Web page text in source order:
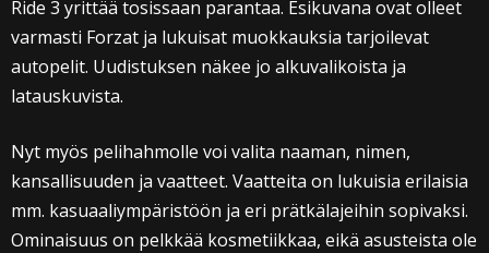
Ride 3 yrittää tosissaan parantaa. Esikuvana ovat olleet
varmasti Forzat ja lukuisat muokkauksia tarjoilevat
autopelit. Uudistuksen näkee jo alkuvalikoista ja
latauskuvista.
Nyt myös pelihahmolle voi valita naaman, nimen,
kansallisuuden ja vaatteet. Vaatteita on lukuisia erilaisia
mm. kasuaaliympäristöön ja eri prätkälajeihin sopivaksi.
Ominaisuus on pelkkää kosmetiikkaa, eikä asusteista ole